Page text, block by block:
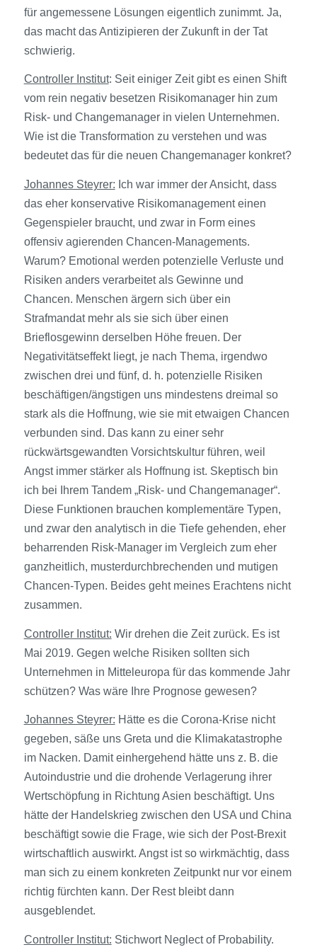
für angemessene Lösungen eigentlich zunimmt. Ja,
das macht das Antizipieren der Zukunft in der Tat
schwierig.
Controller Institut: Seit einiger Zeit gibt es einen Shift
vom rein negativ besetzen Risikomanager hin zum
Risk- und Changemanager in vielen Unternehmen.
Wie ist die Transformation zu verstehen und was
bedeutet das für die neuen Changemanager konkret?
Johannes Steyrer: Ich war immer der Ansicht, dass
das eher konservative Risikomanagement einen
Gegenspieler braucht, und zwar in Form eines
offensiv agierenden Chancen-Managements.
Warum? Emotional werden potenzielle Verluste und
Risiken anders verarbeitet als Gewinne und
Chancen. Menschen ärgern sich über ein
Strafmandat mehr als sie sich über einen
Brieflosgewinn derselben Höhe freuen. Der
Negativitätseffekt liegt, je nach Thema, irgendwo
zwischen drei und fünf, d. h. potenzielle Risiken
beschäftigen/ängstigen uns mindestens dreimal so
stark als die Hoffnung, wie sie mit etwaigen Chancen
verbunden sind. Das kann zu einer sehr
rückwärtsgewandten Vorsichtskultur führen, weil
Angst immer stärker als Hoffnung ist. Skeptisch bin
ich bei Ihrem Tandem „Risk- und Changemanager“.
Diese Funktionen brauchen komplementäre Typen,
und zwar den analytisch in die Tiefe gehenden, eher
beharrenden Risk-Manager im Vergleich zum eher
ganzheitlich, musterdurchbrechenden und mutigen
Chancen-Typen. Beides geht meines Erachtens nicht
zusammen.
Controller Institut: Wir drehen die Zeit zurück. Es ist
Mai 2019. Gegen welche Risiken sollten sich
Unternehmen in Mitteleuropa für das kommende Jahr
schützen? Was wäre Ihre Prognose gewesen?
Johannes Steyrer: Hätte es die Corona-Krise nicht
gegeben, säße uns Greta und die Klimakatastrophe
im Nacken. Damit einhergehend hätte uns z. B. die
Autoindustrie und die drohende Verlagerung ihrer
Wertschöpfung in Richtung Asien beschäftigt. Uns
hätte der Handelskrieg zwischen den USA und China
beschäftigt sowie die Frage, wie sich der Post-Brexit
wirtschaftlich auswirkt. Angst ist so wirkmächtig, dass
man sich zu einem konkreten Zeitpunkt nur vor einem
richtig fürchten kann. Der Rest bleibt dann
ausgeblendet.
Controller Institut: Stichwort Neglect of Probability.